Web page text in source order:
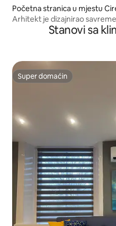
Početna stranica u mjestu
Arhitekt je dizajnirao
marke marke Larch.
Stanovi sa
Super domaćin
Super domaćin